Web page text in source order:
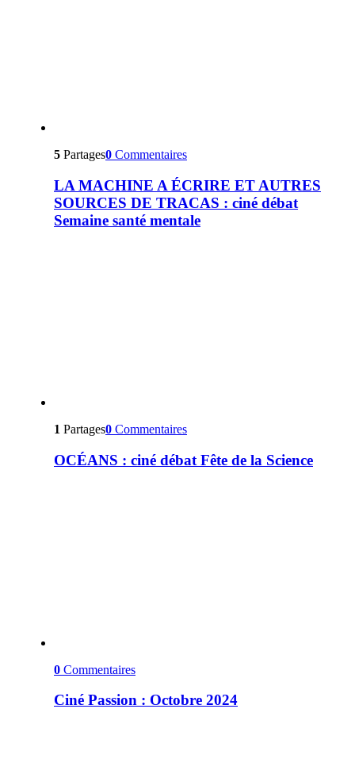
5 Partages0 Commentaires
LA MACHINE A ÉCRIRE ET AUTRES
SOURCES DE TRACAS : ciné débat
Semaine santé mentale
1 Partages0 Commentaires
OCÉANS : ciné débat Fête de la Science
0 Commentaires
Ciné Passion : Octobre 2024